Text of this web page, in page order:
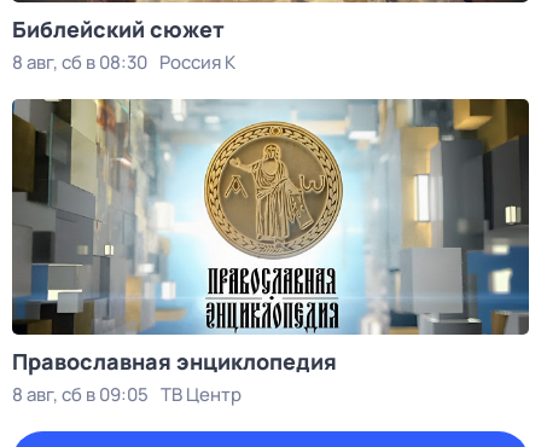
Библейский сюжет
8 авг, сб в 08:30 Россия К
Православная энциклопедия
8 авг, сб в 09:05 ТВ Центр